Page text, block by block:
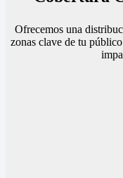
Ofrecemos una
zonas clave de tu